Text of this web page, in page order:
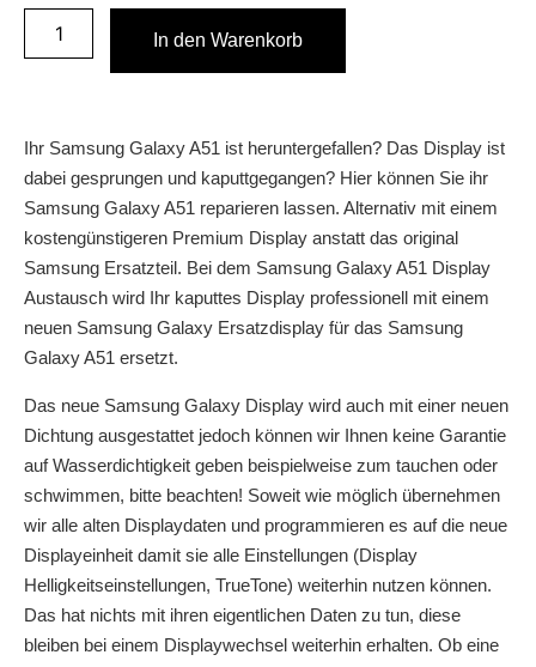
In den Warenkorb
Ihr Samsung Galaxy A51 ist heruntergefallen? Das Display ist
dabei gesprungen und kaputtgegangen? Hier können Sie ihr
Samsung Galaxy A51 reparieren lassen. Alternativ mit einem
kostengünstigeren Premium Display anstatt das original
Samsung Ersatzteil. Bei dem Samsung Galaxy A51 Display
Austausch wird Ihr kaputtes Display professionell mit einem
neuen Samsung Galaxy Ersatzdisplay für das Samsung
Galaxy A51 ersetzt.
Das neue Samsung Galaxy Display wird auch mit einer neuen
Dichtung ausgestattet jedoch können wir Ihnen keine Garantie
auf Wasserdichtigkeit geben beispielweise zum tauchen oder
schwimmen, bitte beachten! Soweit wie möglich übernehmen
wir alle alten Displaydaten und programmieren es auf die neue
Displayeinheit damit sie alle Einstellungen (Display
Helligkeitseinstellungen, TrueTone) weiterhin nutzen können.
Das hat nichts mit ihren eigentlichen Daten zu tun, diese
bleiben bei einem Displaywechsel weiterhin erhalten. Ob eine